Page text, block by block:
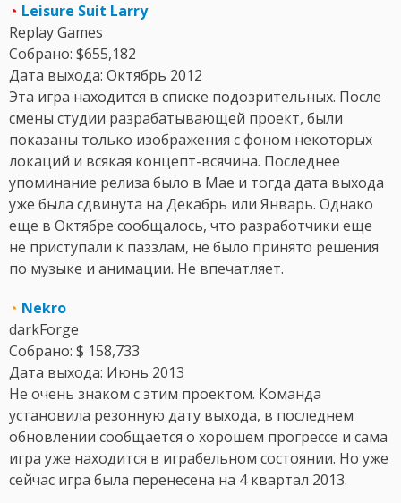
◔ Leisure Suit Larry
Replay Games
Собрано: $655,182
Дата выхода: Октябрь 2012
Эта игра находится в списке подозрительных. После
смены студии разрабатывающей проект, были
показаны только изображения с фоном некоторых
локаций и всякая концепт-всячина. Последнее
упоминание релиза было в Мае и тогда дата выхода
уже была сдвинута на Декабрь или Январь. Однако
еще в Октябре сообщалось, что разработчики еще
не приступали к паззлам, не было принято решения
по музыке и анимации. Не впечатляет.
◔ Nekro
darkForge
Собрано: $ 158,733
Дата выхода: Июнь 2013
Не очень знаком с этим проектом. Команда
установила резонную дату выхода, в последнем
обновлении сообщается о хорошем прогрессе и сама
игра уже находится в играбельном состоянии. Но уже
сейчас игра была перенесена на 4 квартал 2013.